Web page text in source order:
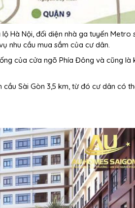
Hà Nội, đối diện nhà ga tuyến Metro
nhu cầu mua sắm của cư dân.
của cửa ngõ Phía Đông và cũng là
cầu Sài Gòn 3,5 km, từ đó cư dân có